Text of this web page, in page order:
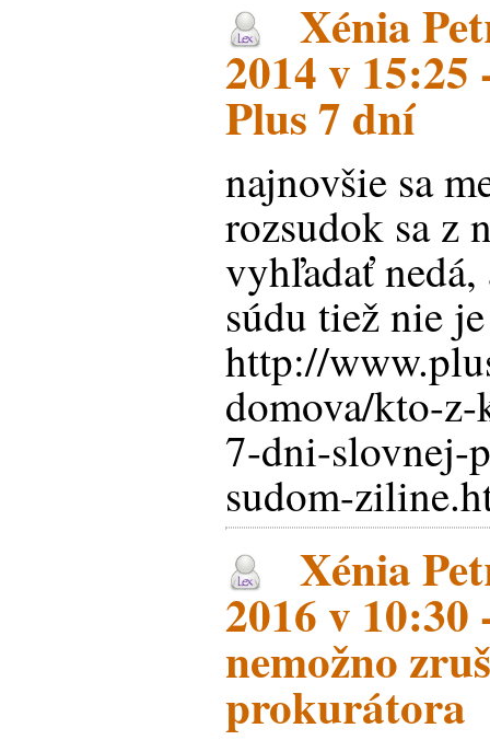
Xénia
2014 v 15:25
Plus 7 dní
najnovšie sa
rozsudok sa z
vyhľadať
súdu tiež nie
http://
domova/kto-
7-dni-slovnej-
sudom-
Xénia
2016 v 10:30
nemožno
prokurátora